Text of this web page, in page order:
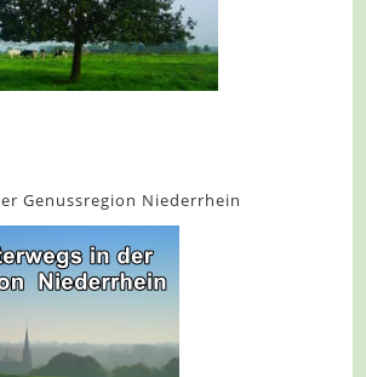
Genussregion Niederrhein